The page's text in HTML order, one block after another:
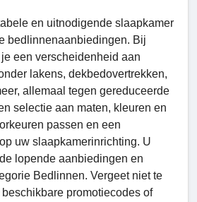
en uitnodigende slaapkamer
bedlinnenaanbiedingen. Bij
een verscheidenheid aan
lakens, dekbedovertrekken,
allemaal tegen gereduceerde
selectie aan maten, kleuren en
passen en een
uw slaapkamerinrichting. U
lopende aanbiedingen en
Bedlinnen. Vergeet niet te
promotiecodes of